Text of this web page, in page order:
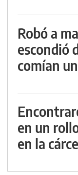
Robó a
escondió
comían
en un
en la